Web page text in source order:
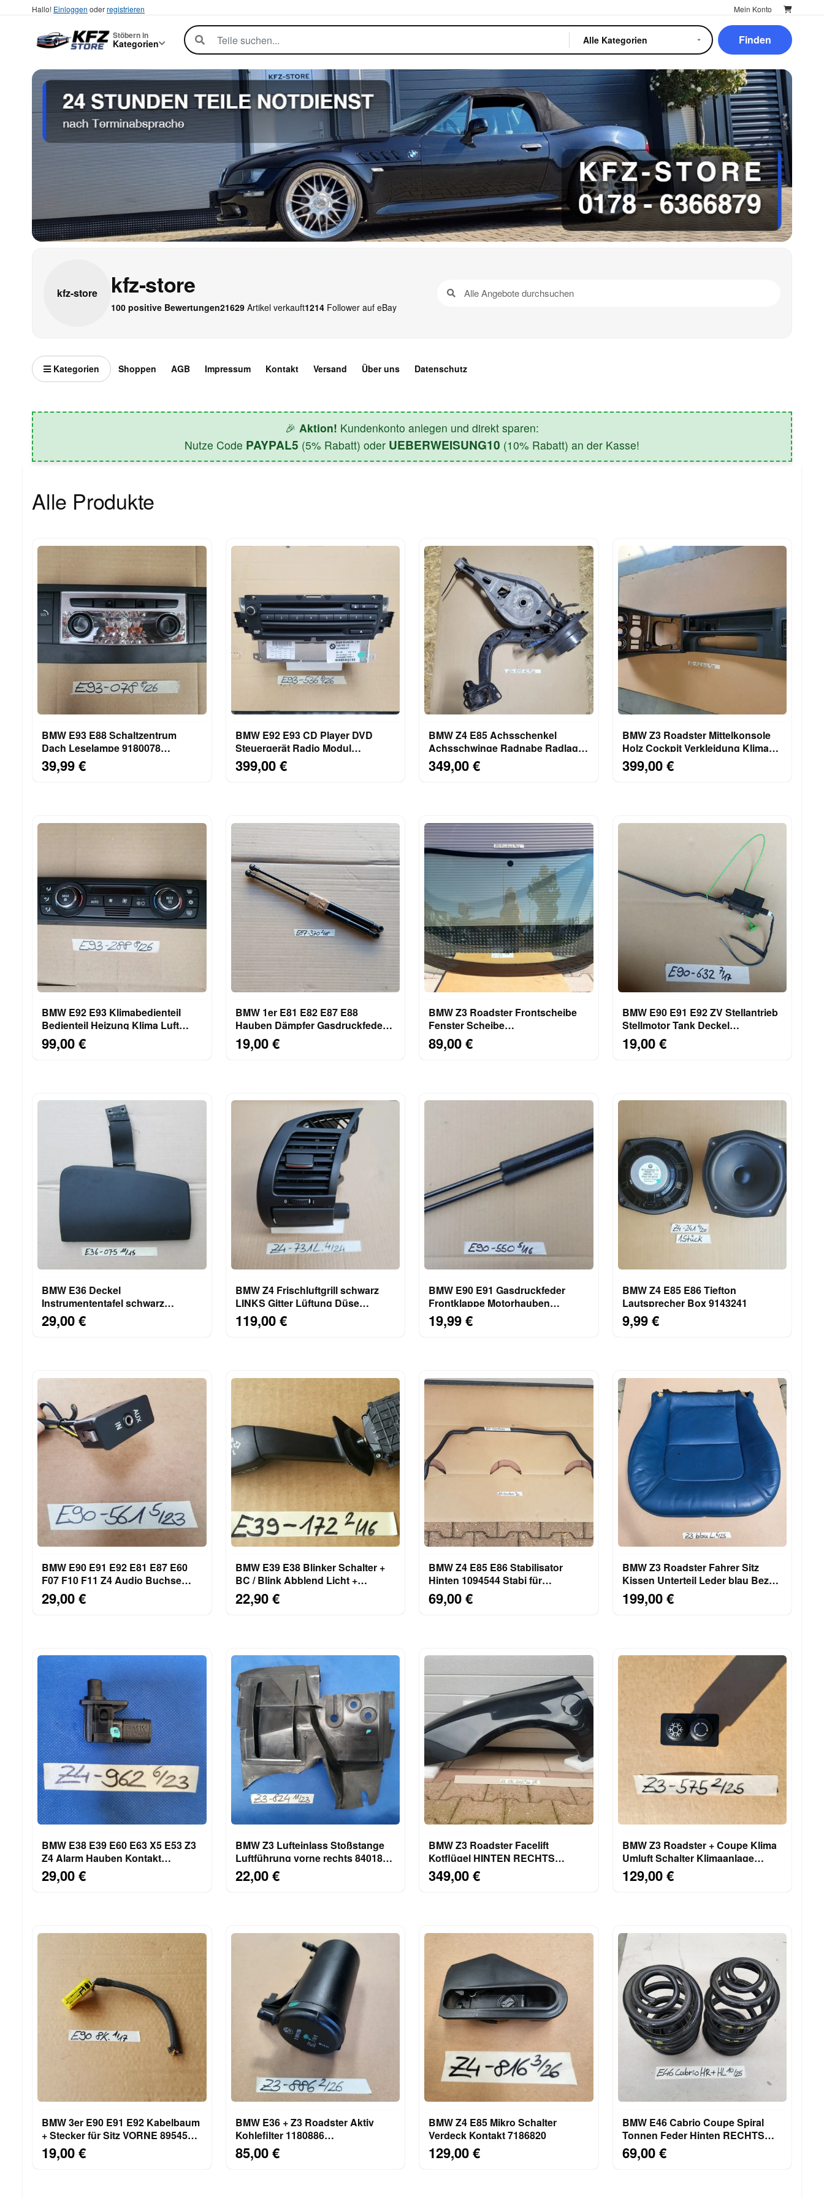
Hallo! Einloggen oderregistrieren Mein Konto
Stöbern in
Kategorien Finden
kfz-store kfz-store
100 positive Bewertungen21629 Artikel verkauft1214 Follower auf eBay
Kategorien Shoppen AGB Impressum Kontakt Versand Über uns Datenschutz
🎉 Aktion! Kundenkonto anlegen und direkt sparen:
Nutze Code PAYPAL5 (5% Rabatt) oder UEBERWEISUNG10 (10% Rabatt) an der Kasse!
Alle Produkte
BMW E93 E88 Schaltzentrum
Dach Leselampe 9180078
Innenleuchte SOS Airbag Off
39,99 €
BMW E92 E93 CD Player DVD
Steuergerät Radio Modul
Navigation 9185536 UK Version
399,00 €
BMW Z4 E85 Achsschenkel
Achsschwinge Radnabe Radlager
HINTEN LINKS
349,00 €
BMW Z3 Roadster Mittelkonsole
Holz Cockpit Verkleidung Klima
Blende 8397702
399,00 €
BMW E92 E93 Klimabedienteil
Bedienteil Heizung Klima Luft
Klimaautomatik 9182288
99,00 €
BMW 1er E81 E82 E87 E88
Hauben Dämpfer Gasdruckfeder
Motorhaube 7118370
19,00 €
BMW Z3 Roadster Frontscheibe
Fenster Scheibe
Windschutzscheibe ABHOLUNG
89,00 €
BMW E90 E91 E92 ZV Stellantrieb
Stellmotor Tank Deckel
Einfüllklappe 6987632
19,00 €
BMW E36 Deckel
Instrumententafel schwarz
8157531 Beifahrer Airbag Klappe
8119075
29,00 €
BMW Z4 Frischluftgrill schwarz
LINKS Gitter Lüftung Düse
7025631 Getränkehalter
119,00 €
BMW E90 E91 Gasdruckfeder
Frontklappe Motorhauben
Dämpfer Rechts + Links 7060550
19,99 €
BMW Z4 E85 E86 Tiefton
Lautsprecher Box 9143241
9,99 €
BMW E90 E91 E92 E81 E87 E60
F07 F10 F11 Z4 Audio Buchse
AUX IN Schalter 6930561
29,00 €
BMW E39 E38 Blinker Schalter +
BC / Blink Abblend Licht +
Fernlicht 8352172
22,90 €
BMW Z4 E85 E86 Stabilisator
Hinten 1094544 Stabi für
Hinterachse
69,00 €
BMW Z3 Roadster Fahrer Sitz
Kissen Unterteil Leder blau Bezug
+ Polster LINKS
199,00 €
BMW E38 E39 E60 E63 X5 E53 Z3
Z4 Alarm Hauben Kontakt
Schalter 4157962
29,00 €
BMW Z3 Lufteinlass Stoßstange
Luftführung vorne rechts 8401824
Luftkanal
22,00 €
BMW Z3 Roadster Facelift
Kotflügel HINTEN RECHTS
Seitenwand saphir schwarz
349,00 €
BMW Z3 Roadster + Coupe Klima
Umluft Schalter Klimaanlage
6901575
129,00 €
BMW 3er E90 E91 E92 Kabelbaum
+ Stecker für Sitz VORNE 8954588
mit 6 - 8 Kabel
19,00 €
BMW E36 + Z3 Roadster Aktiv
Kohlefilter 1180886
Aktivkohlefilter
85,00 €
BMW Z4 E85 Mikro Schalter
Verdeck Kontakt 7186820
129,00 €
BMW E46 Cabrio Coupe Spiral
Tonnen Feder Hinten RECHTS
LINKS 6 Zylinder
69,00 €